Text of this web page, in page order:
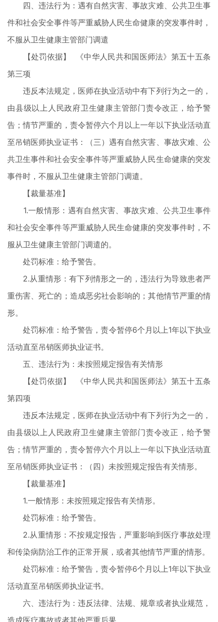
四、违法行为：遇有自然灾害、事故灾难、公共卫生事
件和社会安全事件等严重威胁人民生命健康的突发事件时，
不服从卫生健康主管部门调遣
【处罚依据】 《中华人民共和国医师法》第五十五条
第三项
违反本法规定，医师在执业活动中有下列行为之一的，
由县级以上人民政府卫生健康主管部门责令改正，给予警
告；情节严重的，责令暂停六个月以上一年以下执业活动直
至吊销医师执业证书：（三）遇有自然灾害、事故灾难、公
共卫生事件和社会安全事件等严重威胁人民生命健康的突发
事件时，不服从卫生健康主管部门调遣。
【裁量基准】
1.一般情形：遇有自然灾害、事故灾难、公共卫生事件
和社会安全事件等严重威胁人民生命健康的突发事件时，不
服从卫生健康主管部门调遣的。
处罚标准：给予警告。
2.从重情形：有下列情形之一的，违法行为导致患者严
重伤害、死亡的；造成恶劣社会影响的；其他情节严重的情
形。
处罚标准：给予警告，责令暂停6个月以上1年以下执业
活动直至吊销医师执业证书。
五、违法行为：未按照规定报告有关情形
【处罚依据】 《中华人民共和国医师法》第五十五条
第四项
违反本法规定，医师在执业活动中有下列行为之一的，
由县级以上人民政府卫生健康主管部门责令改正，给予警
告；情节严重的，责令暂停六个月以上一年以下执业活动直
至吊销医师执业证书：（四）未按照规定报告有关情形。
【裁量基准】
1.一般情形：未按照规定报告有关情形。
处罚标准：给予警告。
2.从重情形：不按规定报告，严重影响到医疗事故处理
和传染病防治工作的正常开展，或者其他情节严重的情形。
处罚标准：给予警告，责令暂停6个月以上1年以下执业
活动直至吊销医师执业证书。
六、违法行为：违反法律、法规、规章或者执业规范，
造成医疗事故或者其他严重后果